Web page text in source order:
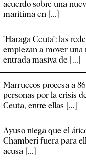
acuerdo sobre una
marítima en [...]
"Haraga Ceuta": las
empiezan a mover una
entrada masiva de [...]
Marruecos procesa a 86
personas por la crisis
Ceuta, entre ellas [...]
Ayuso niega que el
Chamberí fuera para
acusa [...]